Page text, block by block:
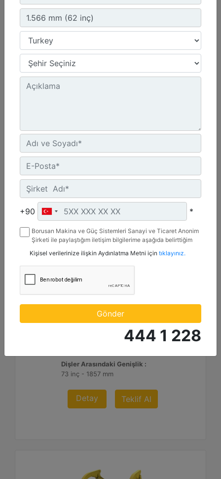
Yükseklik :
37.5 inç - 953 mm
Detay
2.298 mm (90 inç)
Forklift Çatal Genişliği :
90 inç - 2298 mm
Diş Üzerinden Genişlik :
Dişler Arasındaki Genişlik :
73 inç - 1857 mm
Detay Teklif Al
+90 *
Borusan Makina ve Güç Sistemleri Sanayi ve Ticaret Anonim
Şirketi ile paylaştığım iletişim bilgilerime aşağıda belirttiğim
mesaj gönderilmesine izin veriyorum.
Kişisel verilerinize ilişkin Aydınlatma Metni için tıklayınız.
Gönder
444 1 228